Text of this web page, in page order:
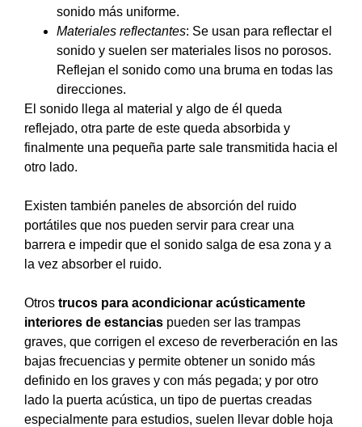
sonido más uniforme.
Materiales reflectantes: Se usan para reflectar el
sonido y suelen ser materiales lisos no porosos.
Reflejan el sonido como una bruma en todas las
direcciones.
El sonido llega al material y algo de él queda
reflejado, otra parte de este queda absorbida y
finalmente una pequeña parte sale transmitida hacia el
otro lado.
Existen también paneles de absorción del ruido
portátiles que nos pueden servir para crear una
barrera e impedir que el sonido salga de esa zona y a
la vez absorber el ruido.
Otros trucos para acondicionar acústicamente
interiores de estancias pueden ser las trampas
graves, que corrigen el exceso de reverberación en las
bajas frecuencias y permite obtener un sonido más
definido en los graves y con más pegada; y por otro
lado la puerta acústica, un tipo de puertas creadas
especialmente para estudios, suelen llevar doble hoja